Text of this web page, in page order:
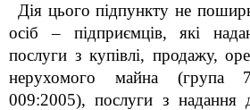
Дія цього підпункту не
осіб – підприємців, які
послуги з купівлі, продажу,
нерухомого майна
009:2005), послуги з надання